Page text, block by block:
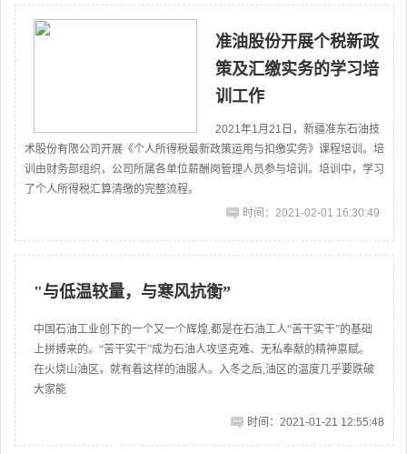
准油股份开展个税新政
策及汇缴实务的学习培
训工作
2021年1月21日，新疆准东石油技
术股份有限公司开展《个人所得税最新政策运用与扣缴实务》课程培训。培
训由财务部组织，公司所属各单位薪酬岗管理人员参与培训。培训中，学习
了个人所得税汇算清缴的完整流程。
时间：2021-02-01 16:30:49
"与低温较量，与寒风抗衡”
中国石油工业创下的一个又一个辉煌,都是在石油工人“苦干实干”的基础
上拼搏来的。“苦干实干”成为石油人攻坚克难、无私奉献的精神禀赋。
在火烧山油区，就有着这样的油服人。入冬之后,油区的温度几乎要跌破
大家能
时间：2021-01-21 12:55:48